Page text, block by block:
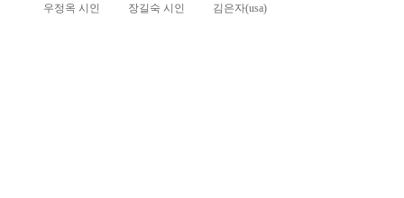
우정옥 시인 장길숙 시인 김은자(usa)